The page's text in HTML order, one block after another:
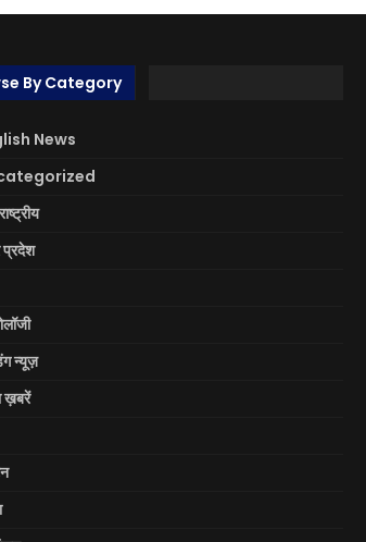
By Category
News
प्रदेश
न्यूज़
ख़बरें